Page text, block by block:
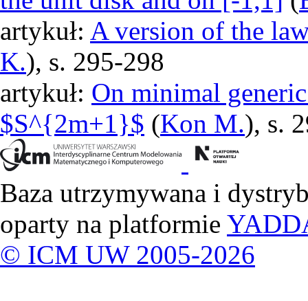
artykuł: A version of the
K.), s. 295-298
artykuł: On minimal
$S^{2m+1}$ (Kon M.), s.
Baza utrzymywana i
oparty na platformie
© ICM UW 2005-2026